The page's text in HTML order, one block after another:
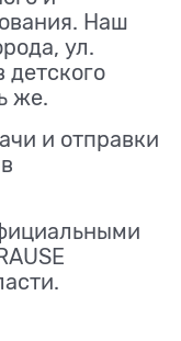
Наш
ул.
детского
же.
и отправки